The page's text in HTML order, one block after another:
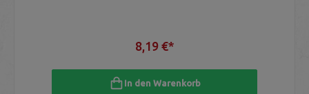
8,19 €*
In den Warenkorb